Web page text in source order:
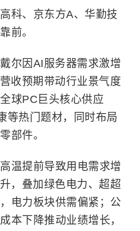
科、京东方A、华勤技
前。
尔因AI服务器需求激增
收预期带动行业景气度
球PC巨头核心供应
等热门题材，同时布局
部件。
温提前导致用电需求增
，叠加绿色电力、超超
电力板块供需偏紧；公
本下降推动业绩增长，